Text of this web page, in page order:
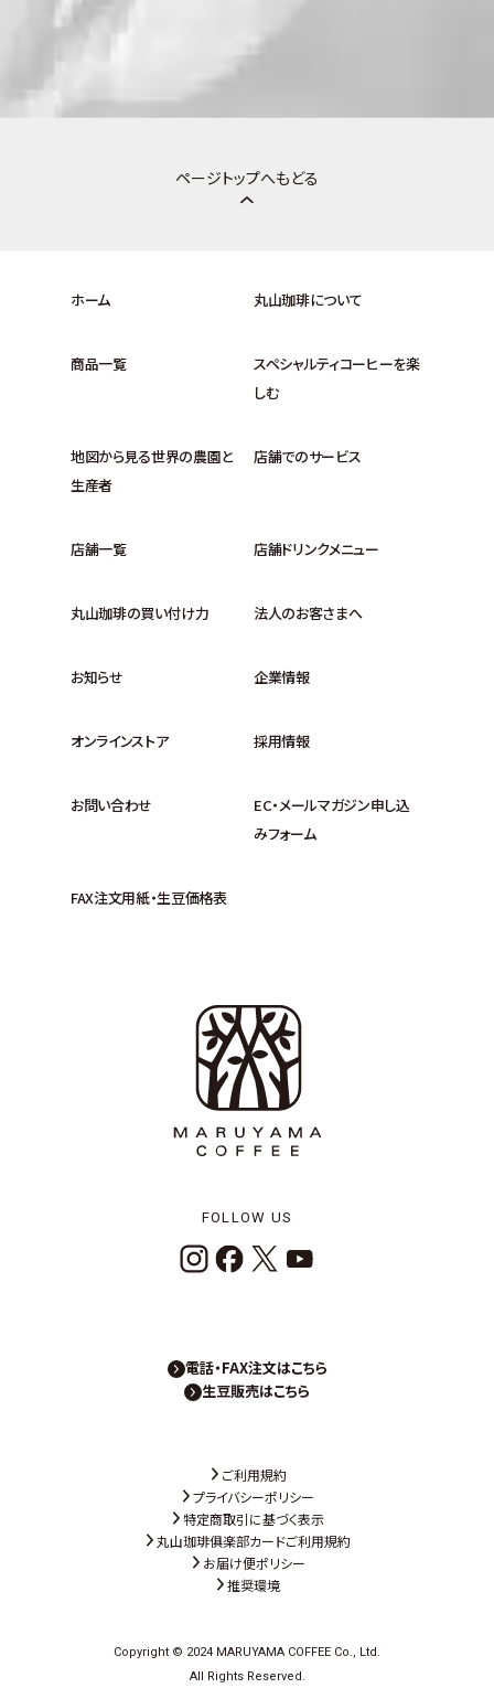
ページトップへもどる
ホーム 丸山珈琲について
商品一覧
スペシャルティコーヒーを楽
しむ
地図から見る世界の農園と
生産者
店舗でのサービス
店舗一覧 店舗ドリンクメニュー
丸山珈琲の買い付け力 法人のお客さまへ
お知らせ 企業情報
オンラインストア 採用情報
お問い合わせ
EC・メールマガジン申し込
みフォーム
FAX注文用紙・生豆価格表
FOLLOW US
電話・FAX注文はこちら
生豆販売はこちら
ご利用規約
プライバシーポリシー
特定商取引に基づく表示
丸山珈琲俱楽部カードご利用規約
お届け便ポリシー
推奨環境
Copyright © 2024 MARUYAMA COFFEE Co., Ltd.
All Rights Reserved.